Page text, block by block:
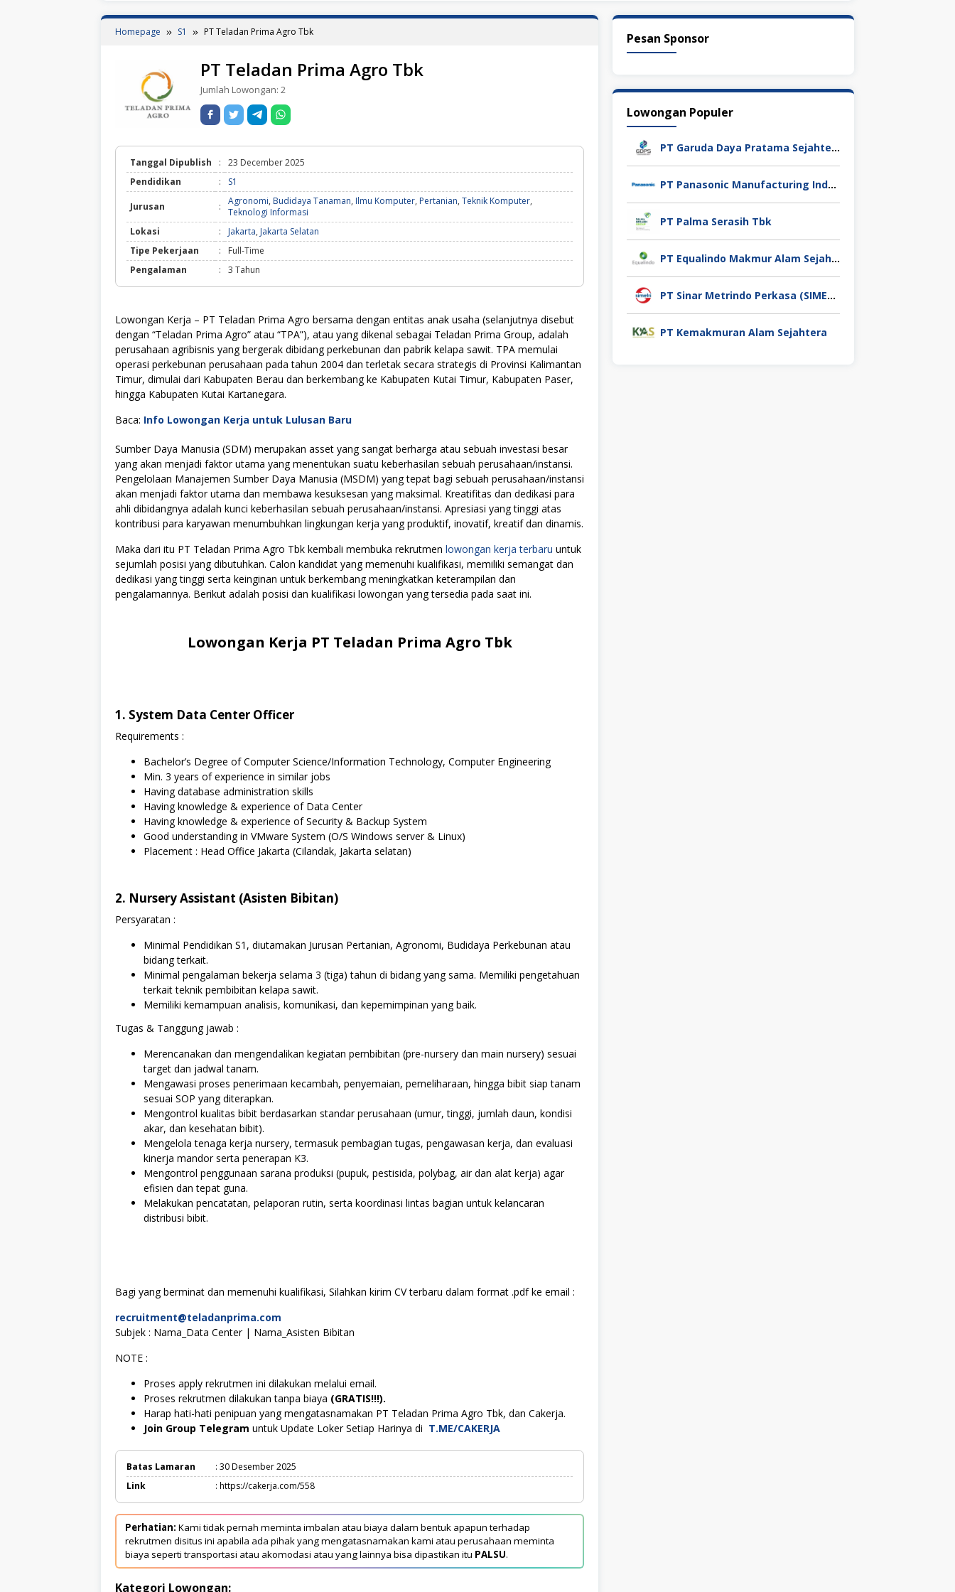
Homepage S1 PT Teladan Prima Agro Tbk
PT Teladan Prima Agro Tbk
Jumlah Lowongan: 2
Tanggal Dipublish :
23 December 2025
Pendidikan
: S1
Jurusan : Agronomi, Budidaya Tanaman, Ilmu Komputer, Pertanian, Teknik Komputer,
Teknologi Informasi
Lokasi
: Jakarta, Jakarta Selatan
Tipe Pekerjaan
:
Full-Time
Pengalaman
: 3 Tahun
Lowongan Kerja – PT Teladan Prima Agro bersama dengan entitas anak usaha (selanjutnya disebut
dengan “Teladan Prima Agro” atau “TPA”), atau yang dikenal sebagai Teladan Prima Group, adalah
perusahaan agribisnis yang bergerak dibidang perkebunan dan pabrik kelapa sawit. TPA memulai
operasi perkebunan perusahaan pada tahun 2004 dan terletak secara strategis di Provinsi Kalimantan
Timur, dimulai dari Kabupaten Berau dan berkembang ke Kabupaten Kutai Timur, Kabupaten Paser,
hingga Kabupaten Kutai Kartanegara.
Baca: Info Lowongan Kerja untuk Lulusan Baru
Sumber Daya Manusia (SDM) merupakan asset yang sangat berharga atau sebuah investasi besar
yang akan menjadi faktor utama yang menentukan suatu keberhasilan sebuah perusahaan/instansi.
Pengelolaan Manajemen Sumber Daya Manusia (MSDM) yang tepat bagi sebuah perusahaan/instansi
akan menjadi faktor utama dan membawa kesuksesan yang maksimal. Kreatifitas dan dedikasi para
ahli dibidangnya adalah kunci keberhasilan sebuah perusahaan/instansi. Apresiasi yang tinggi atas
kontribusi para karyawan menumbuhkan lingkungan kerja yang produktif, inovatif, kreatif dan dinamis.
Maka dari itu PT Teladan Prima Agro Tbk kembali membuka rekrutmen lowongan kerja terbaru untuk
sejumlah posisi yang dibutuhkan. Calon kandidat yang memenuhi kualifikasi, memiliki semangat dan
dedikasi yang tinggi serta keinginan untuk berkembang meningkatkan keterampilan dan
pengalamannya. Berikut adalah posisi dan kualifikasi lowongan yang tersedia pada saat ini.
Lowongan Kerja PT Teladan Prima Agro Tbk
1. System Data Center Officer
Requirements :
Bachelor’s Degree of Computer Science/Information Technology, Computer Engineering
Min. 3 years of experience in similar jobs
Having database administration skills
Having knowledge & experience of Data Center
Having knowledge & experience of Security & Backup System
Good understanding in VMware System (O/S Windows server & Linux)
Placement : Head Office Jakarta (Cilandak, Jakarta selatan)
2. Nursery Assistant (Asisten Bibitan)
Persyaratan :
Minimal Pendidikan S1, diutamakan Jurusan Pertanian, Agronomi, Budidaya Perkebunan atau
bidang terkait.
Minimal pengalaman bekerja selama 3 (tiga) tahun di bidang yang sama. Memiliki pengetahuan
terkait teknik pembibitan kelapa sawit.
Memiliki kemampuan analisis, komunikasi, dan kepemimpinan yang baik.
Tugas & Tanggung jawab :
Merencanakan dan mengendalikan kegiatan pembibitan (pre-nursery dan main nursery) sesuai
target dan jadwal tanam.
Mengawasi proses penerimaan kecambah, penyemaian, pemeliharaan, hingga bibit siap tanam
sesuai SOP yang diterapkan.
Mengontrol kualitas bibit berdasarkan standar perusahaan (umur, tinggi, jumlah daun, kondisi
akar, dan kesehatan bibit).
Mengelola tenaga kerja nursery, termasuk pembagian tugas, pengawasan kerja, dan evaluasi
kinerja mandor serta penerapan K3.
Mengontrol penggunaan sarana produksi (pupuk, pestisida, polybag, air dan alat kerja) agar
efisien dan tepat guna.
Melakukan pencatatan, pelaporan rutin, serta koordinasi lintas bagian untuk kelancaran
distribusi bibit.
Bagi yang berminat dan memenuhi kualifikasi, Silahkan kirim CV terbaru dalam format .pdf ke email :
recruitment@teladanprima.com
Subjek : Nama_Data Center | Nama_Asisten Bibitan
NOTE :
Proses apply rekrutmen ini dilakukan melalui email.
Proses rekrutmen dilakukan tanpa biaya (GRATIS!!!).
Harap hati-hati penipuan yang mengatasnamakan PT Teladan Prima Agro Tbk, dan Cakerja.
Join Group Telegram untuk Update Loker Setiap Harinya di T.ME/CAKERJA
Batas Lamaran
: 30 Desember 2025
Link
: https://cakerja.com/558
Perhatian: Kami tidak pernah meminta imbalan atau biaya dalam bentuk apapun terhadap
rekrutmen disitus ini apabila ada pihak yang mengatasnamakan kami atau perusahaan meminta
biaya seperti transportasi atau akomodasi atau yang lainnya bisa dipastikan itu PALSU.
Kategori Lowongan:
Pesan Sponsor
Lowongan Populer
PT Garuda Daya Pratama Sejahtera
PT Panasonic Manufacturing Indonesia
PT Palma Serasih Tbk
PT Equalindo Makmur Alam Sejahtera (Equalindo Group)
PT Sinar Metrindo Perkasa (SIMETRI)
PT Kemakmuran Alam Sejahtera